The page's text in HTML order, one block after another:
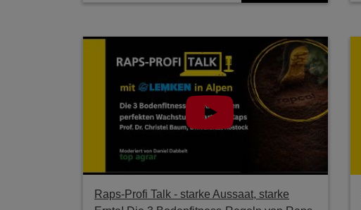
Raps-Profi Talk - starke Aussaat, starke